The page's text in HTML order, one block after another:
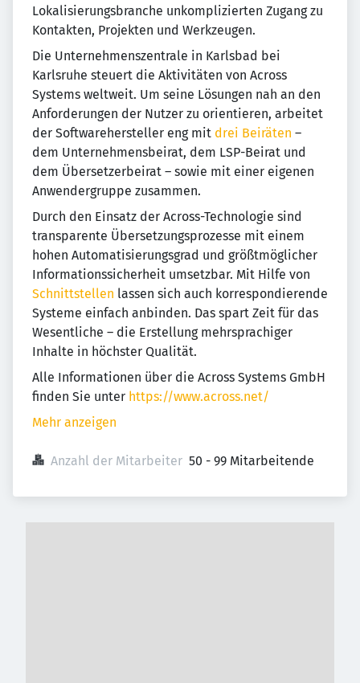
Lokalisierungsbranche unkomplizierten Zugang zu
Kontakten, Projekten und Werkzeugen.
Die Unternehmenszentrale in Karlsbad bei
Karlsruhe steuert die Aktivitäten von Across
Systems weltweit. Um seine Lösungen nah an den
Anforderungen der Nutzer zu orientieren, arbeitet
der Softwarehersteller eng mit drei Beiräten –
dem Unternehmensbeirat, dem LSP-Beirat und
dem Übersetzerbeirat – sowie mit einer eigenen
Anwendergruppe zusammen.
Durch den Einsatz der Across-Technologie sind
transparente Übersetzungsprozesse mit einem
hohen Automatisierungsgrad und größtmöglicher
Informationssicherheit umsetzbar. Mit Hilfe von
Schnittstellen lassen sich auch korrespondierende
Systeme einfach anbinden. Das spart Zeit für das
Wesentliche – die Erstellung mehrsprachiger
Inhalte in höchster Qualität.
Alle Informationen über die Across Systems GmbH
finden Sie unter https://www.across.net/
Mehr anzeigen
Anzahl der Mitarbeiter 50 - 99 Mitarbeitende